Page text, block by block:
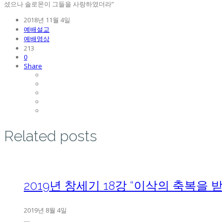
셨으나 솔로몬이 그들을 사랑하였더라”
2018년 11월 4일
예배설교
예배영상
213
0
Share
Related posts
2019년 창세기 18강 “이삭의 축복을
2019년 8월 4일